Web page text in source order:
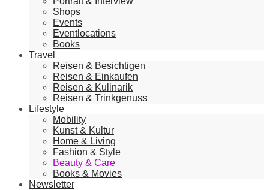
Shops
Events
Eventlocations
Books
Travel
Reisen & Besichtigen
Reisen & Einkaufen
Reisen & Kulinarik
Reisen & Trinkgenuss
Lifestyle
Mobility
Kunst & Kultur
Home & Living
Fashion & Style
Beauty & Care
Books & Movies
Newsletter